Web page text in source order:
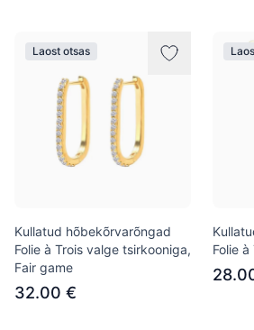
Laost otsas
Kullatud hõbekõrvarõngad
Folie à Trois valge tsirkooniga,
Fair game
32.00 €
Folie